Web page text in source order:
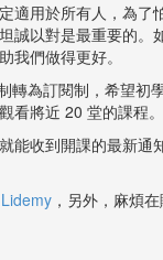
適用於所有人，為
誠以對是最重要的
我們做得更好。
為訂閱制，希望初
看將近 20 堂的課程。
能收到開課的最新通
，另外，麻煩